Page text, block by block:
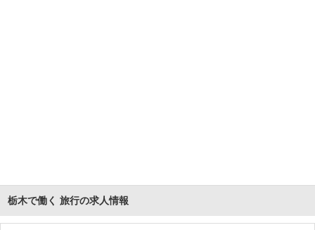
栃木で働く 旅行の求人情報